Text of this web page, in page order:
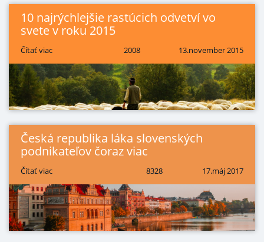
10 najrýchlejšie rastúcich odvetví vo
svete v roku 2015
Čítať viac 2008 13.november 2015
Česká republika láka slovenských
podnikateľov čoraz viac
Čítať viac 8328 17.máj 2017